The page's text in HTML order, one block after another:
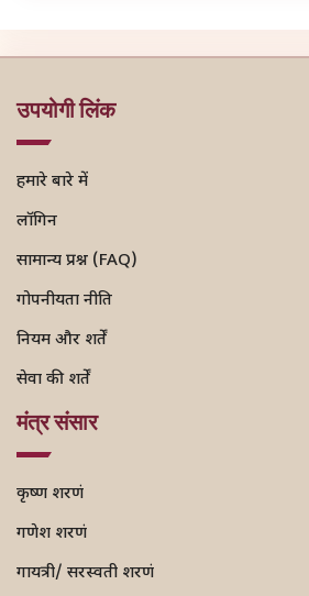
उपयोगी लिंक
हमारे बारे में
लॉगिन
सामान्य प्रश्न (FAQ)
गोपनीयता नीति
नियम और शर्तें
सेवा की शर्तें
मंत्र संसार
कृष्ण शरणं
गणेश शरणं
गायत्री/ सरस्वती शरणं